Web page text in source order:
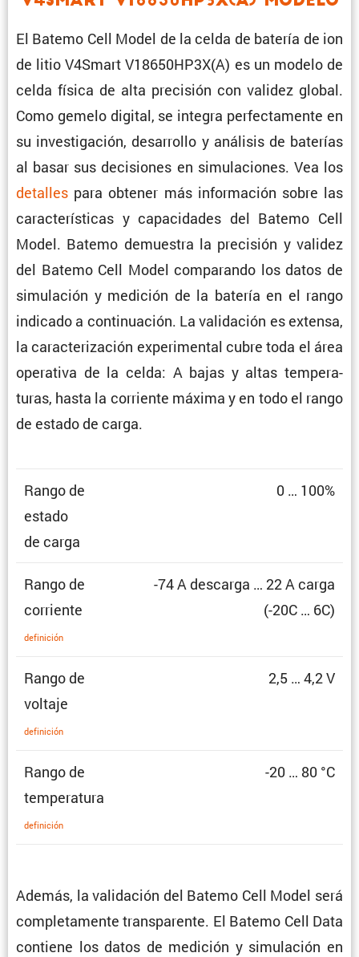
El Batemo Cell Model de la celda de batería de ion
de litio V4Smart V18650HP3X(A) es un modelo de
celda física de alta preci­sión con validez global.
Como gemelo digital, se integra perfec­ta­mente en
su inves­ti­ga­ción, desarrollo y análisis de baterías
al basar sus decisiones en simula­ciones. Vea los
detalles para obtener más infor­ma­ción sobre las
carac­te­rís­ticas y capaci­dades del Batemo Cell
Model. Batemo demuestra la preci­sión y validez
del Batemo Cell Model compa­rando los datos de
simula­ción y medición de la batería en el rango
indicado a conti­nua­ción. La valida­ción es extensa,
la carac­te­ri­za­ción experi­mental cubre toda el área
opera­tiva de la celda: A bajas y altas tempe­ra­
turas, hasta la corriente máxima y en todo el rango
de estado de carga.
Rango de
estado
de carga
0 … 100%
Rango de
corriente
defini­ción
-74 A descarga … 22 A carga
(-20C … 6C)
Rango de
voltaje
defini­ción
2,5 … 4,2 V
Rango de
temperatura
defini­ción
-20 … 80 °C
Además, la valida­ción del Batemo Cell Model será
comple­ta­mente trans­pa­rente. El Batemo Cell Data
contiene los datos de medición y simula­ción en